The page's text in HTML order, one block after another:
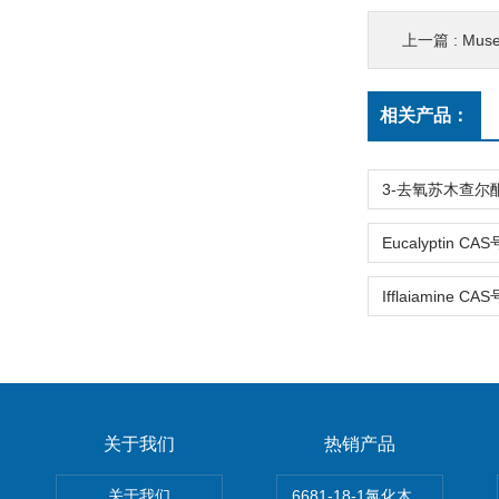
上一篇 :
相关产品：
关于我们 热销产品